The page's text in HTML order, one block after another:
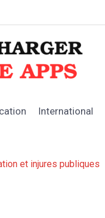
International
et injures publiques